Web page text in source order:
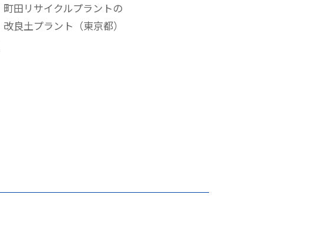
町田リサイクルプラントの
改良土プラント（東京都）